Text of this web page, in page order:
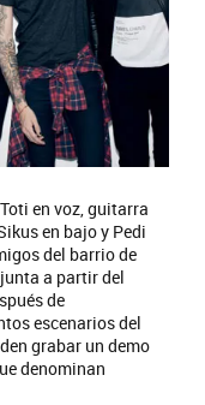
en voz, guitarra
en bajo y Pedi
del barrio de
a partir del
de
escenarios del
grabar un demo
denominan